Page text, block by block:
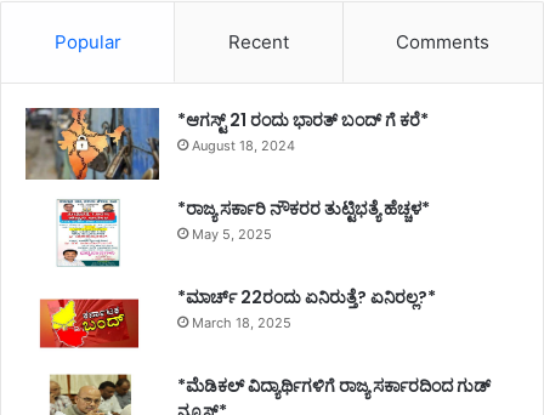
Popular Recent Comments
*ಆಗಸ್ಟ್ 21 ರಂದು ಭಾರತ್‌ ಬಂದ್‌ ಗೆ ಕರೆ*
August 18, 2024
*ರಾಜ್ಯ ಸರ್ಕಾರಿ ನೌಕರರ ತುಟ್ಟಿಭತ್ಯೆ ಹೆಚ್ಚಳ*
May 5, 2025
*ಮಾರ್ಚ್ 22ರಂದು ಏನಿರುತ್ತೆ? ಏನಿರಲ್ಲ?*
March 18, 2025
*ಮೆಡಿಕಲ್ ವಿದ್ಯಾರ್ಥಿಗಳಿಗೆ ರಾಜ್ಯ ಸರ್ಕಾರದಿಂದ ಗುಡ್